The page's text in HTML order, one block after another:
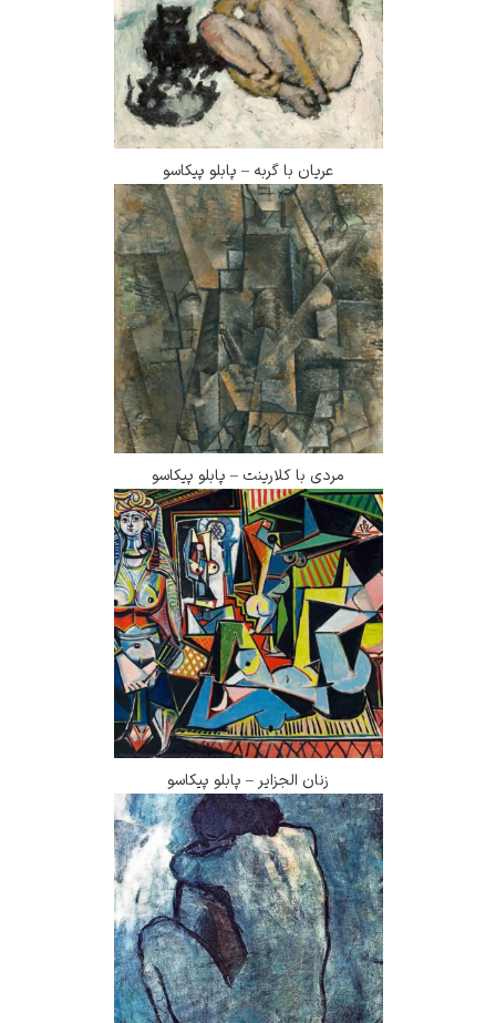
عریان با گربه – پابلو پیکاسو
مردی با کلارینت – پابلو پیکاسو
زنان الجزایر – پابلو پیکاسو